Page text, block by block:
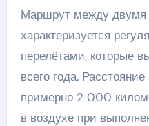
Маршрут между двумя столицами
характеризуется
перелётами, которые
всего года.
примерно 2 000
в воздухе при